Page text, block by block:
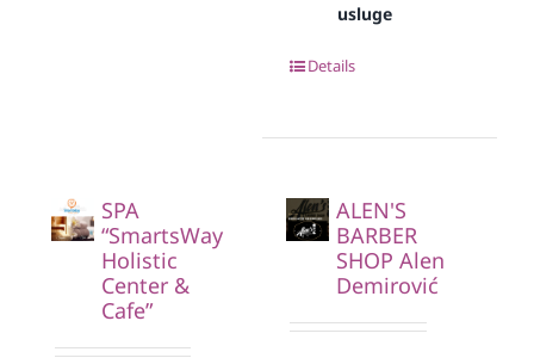
usluge
Details
SPA
“SmartsWay
Holistic
Center &
Cafe”
ALEN'S
BARBER
SHOP Alen
Demirović